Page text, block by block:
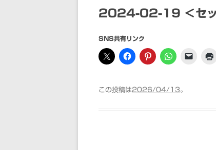
2024-02-19 ＜セッ
SNS共有リンク
この投稿は2026/04/13。